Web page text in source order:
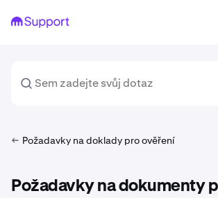
Požadavky na doklady pro ověření
Požadavky na dokumenty